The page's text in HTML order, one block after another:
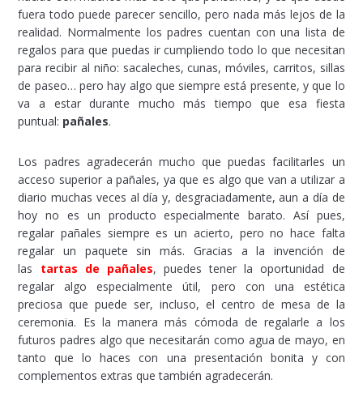
fuera todo puede parecer sencillo, pero nada más lejos de la
realidad. Normalmente los padres cuentan con una lista de
regalos para que puedas ir cumpliendo todo lo que necesitan
para recibir al niño: sacaleches, cunas, móviles, carritos, sillas
de paseo… pero hay algo que siempre está presente, y que lo
va a estar durante mucho más tiempo que esa fiesta
puntual: pañales.
Los padres agradecerán mucho que puedas facilitarles un
acceso superior a pañales, ya que es algo que van a utilizar a
diario muchas veces al día y, desgraciadamente, aun a día de
hoy no es un producto especialmente barato. Así pues,
regalar pañales siempre es un acierto, pero no hace falta
regalar un paquete sin más. Gracias a la invención de
las tartas de pañales, puedes tener la oportunidad de
regalar algo especialmente útil, pero con una estética
preciosa que puede ser, incluso, el centro de mesa de la
ceremonia. Es la manera más cómoda de regalarle a los
futuros padres algo que necesitarán como agua de mayo, en
tanto que lo haces con una presentación bonita y con
complementos extras que también agradecerán.